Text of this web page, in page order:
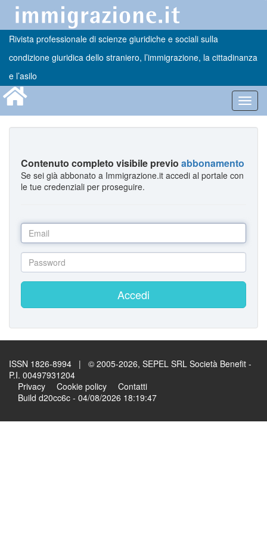
Rivista professionale di scienze giuridiche e sociali sulla
condizione giuridica dello straniero, l’immigrazione, la cittadinanza
e l’asilo
Contenuto completo visibile previo abbonamento
Se sei già abbonato a Immigrazione.it accedi al portale con
le tue credenziali per proseguire.
Accedi
ISSN 1826-8994 | © 2005-2026, SEPEL SRL Società Benefit -
P.I. 00497931204
Privacy
Cookie policy
Contatti
Build d20cc6c - 04/08/2026 18:19:47